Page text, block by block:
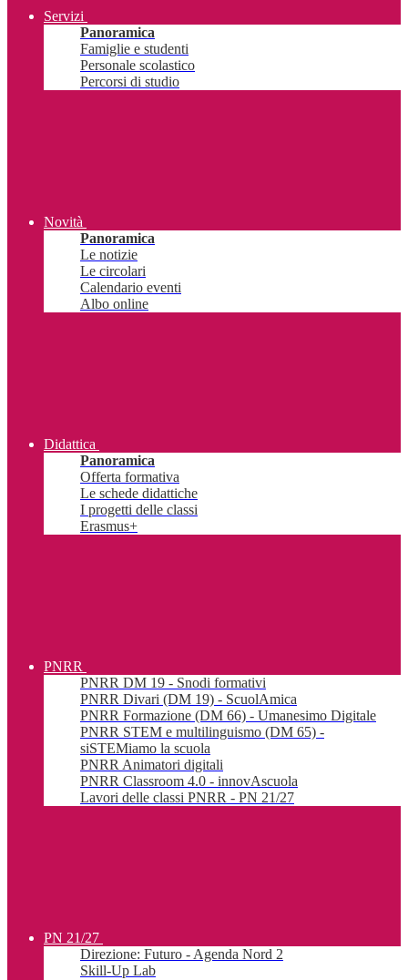
Servizi
Panoramica
Famiglie e studenti
Personale scolastico
Percorsi di studio
Novità
Panoramica
Le notizie
Le circolari
Calendario eventi
Albo online
Didattica
Panoramica
Offerta formativa
Le schede didattiche
I progetti delle classi
Erasmus+
PNRR
PNRR DM 19 - Snodi formativi
PNRR Divari (DM 19) - ScuolAmica
PNRR Formazione (DM 66) - Umanesimo Digitale
PNRR STEM e multilinguismo (DM 65) -
siSTEMiamo la scuola
PNRR Animatori digitali
PNRR Classroom 4.0 - innovAscuola
Lavori delle classi PNRR - PN 21/27
PN 21/27
Direzione: Futuro - Agenda Nord 2
Skill-Up Lab